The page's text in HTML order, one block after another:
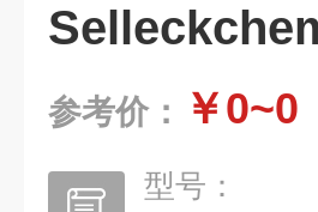
参考价： ￥0~0
型号：